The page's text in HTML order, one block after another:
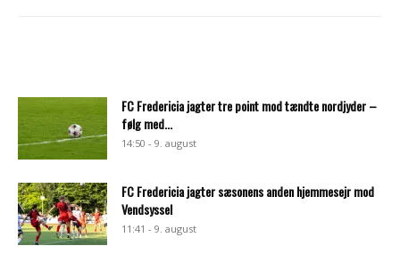
FC Fredericia jagter tre point mod tændte nordjyder –
følg med...
14:50 - 9. august
FC Fredericia jagter sæsonens anden hjemmesejr mod
Vendsyssel
11:41 - 9. august